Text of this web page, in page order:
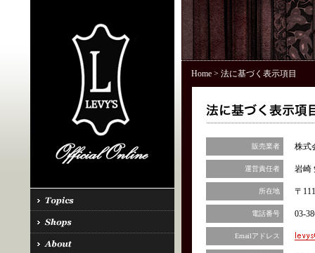
Home> 法に基づく表示項目
販売業者 株式
運営責任者 岩崎
所在地 〒
電話番号 03-
Emailアドレス